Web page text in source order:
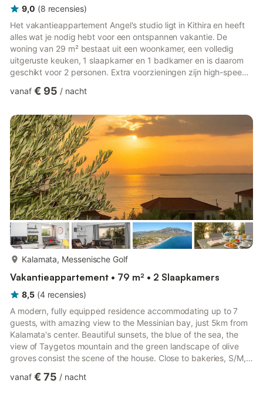
9,0 (8 recensies)
Het vakantieappartement Angel's studio ligt in Kithira en heeft
alles wat je nodig hebt voor een ontspannen vakantie. De
woning van 29 m² bestaat uit een woonkamer, een volledig
uitgeruste keuken, 1 slaapkamer en 1 badkamer en is daarom
geschikt voor 2 personen. Extra voorzieningen zijn high-speed
een ventilator, een wasmachine en kinderboeken en speelgoed.
ontspannen avonden. De accommodatie ligt op 4 km van het
strand van Lykodimou, dicht bij het dorp Potamos en op 1 k...
vanaf € 95 / nacht
Kalamata, Messenische Golf
Vakantieappartement • 79 m² • 2 Slaapkamers
8,5 (4 recensies)
A modern, fully equipped residence accommodating up to 7
guests, with amazing view to the Messinian bay, just 5km from
Kalamata's center. Beautiful sunsets, the blue of the sea, the
view of Taygetos mountain and the green landscape of olive
groves consist the scene of the house. Close to bakeries, S/M,
BBQ, preparing fantastic meals with local products! Wifi
vanaf € 75 / nacht